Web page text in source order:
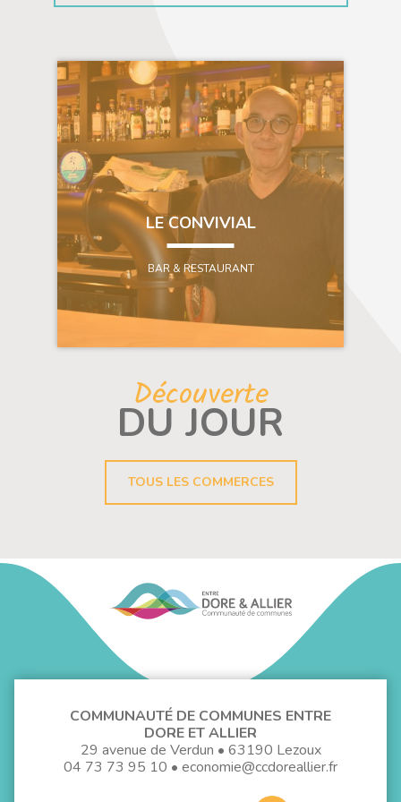
LE CONVIVIAL
BAR & RESTAURANT
Découverte
DU JOUR
TOUS LES COMMERCES
COMMUNAUTÉ DE COMMUNES ENTRE
DORE ET ALLIER
29 avenue de Verdun • 63190 Lezoux
04 73 73 95 10 • economie@ccdoreallier.fr